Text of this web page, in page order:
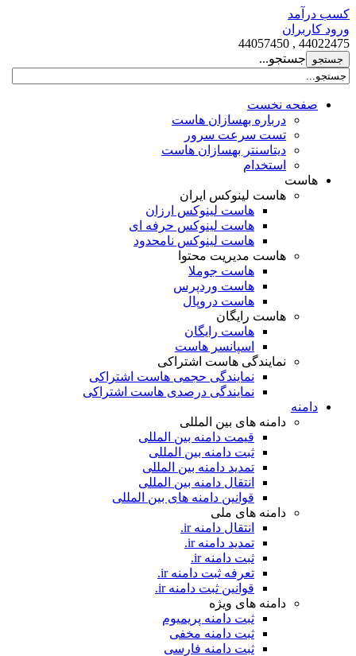
کسب درآمد
ورود کاربران
44022475 , 44057450
جستجو...
صفحه نخست
درباره بهسازان هاست
تست سرعت سرور
دیتاسنتر بهسازان هاست
استخدام
هاست
هاست لینوکس ایران
هاست لینوکس ارزان
هاست لینوکس حرفه ای
هاست لینوکس نامحدود
هاست مدیریت محتوا
هاست جوملا
هاست وردپرس
هاست دروپال
هاست رایگان
هاست رایگان
اسپانسر هاست
نمایندگی هاست اشتراکی
نمایندگی حجمی هاست اشتراکی
نمایندگی درصدی هاست اشتراکی
دامنه
دامنه های بین المللی
قیمت دامنه بین المللی
ثبت دامنه بین المللی
تمدید دامنه بین المللی
انتقال دامنه بین المللی
قوانین دامنه های بین المللی
دامنه های ملی
انتقال دامنه ir.
تمدید دامنه ir.
ثبت دامنه ir.
تعرفه ثبت دامنه ir.
قوانین ثبت دامنه ir.
دامنه های ویژه
ثبت دامنه پریمیوم
ثبت دامنه مخفی
ثبت دامنه فارسی